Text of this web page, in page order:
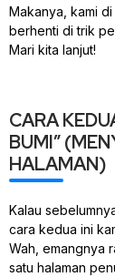
Makanya, kami di
berhenti di trik
Mari kita lanjut!
CARA
BUMI”
HALAMAN)
Kalau
cara kedua ini
Wah, emangnya
satu halaman